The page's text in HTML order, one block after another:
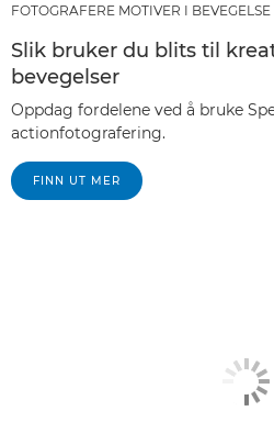
FOTOGRAFERE MOTIVER I BEVEGELSE
Slik bruker du blits til
bevegelser
Oppdag fordelene ved å bruke
actionfotografering.
FINN UT MER